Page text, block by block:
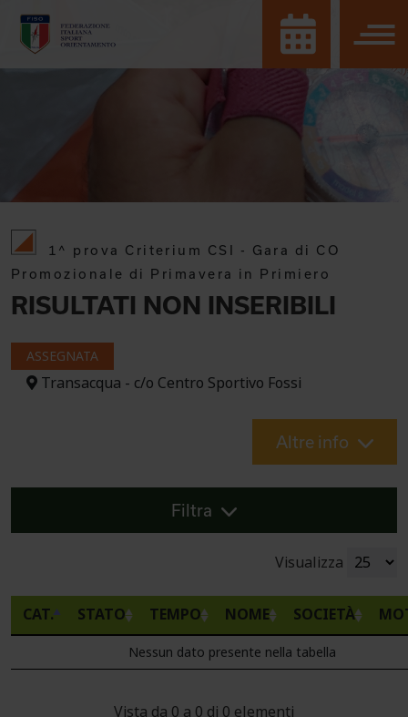
1^ prova Criterium CSI - Gara di CO
Promozionale di Primavera in Primiero
RISULTATI NON INSERIBILI
ASSEGNATA
Transacqua - c/o Centro Sportivo Fossi
Altre info
Filtra
Visualizza
CAT. STATO TEMPO NOME SOCIETÀ
Nessun dato presente nella tabella
Vista da 0 a 0 di 0 elementi